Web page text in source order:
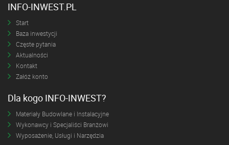
INFO-INWEST.PL
Start
Baza inwestycji
Częste pytania
Aktualności
Kontakt
Załóż konto
Dla kogo INFO-INWEST?
Materiały Budowlane i Instalacyjne
Wykonawcy i Specjaliści Branżowi
Wyposażenie, Usługi i Narzędzia